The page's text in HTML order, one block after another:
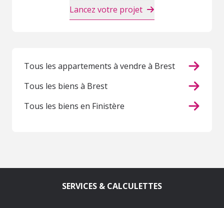
Lancez votre projet
Tous les appartements à vendre à Brest
Tous les biens à Brest
Tous les biens en Finistère
SERVICES & CALCULETTES